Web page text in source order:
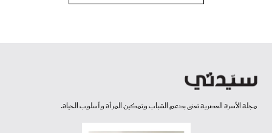
مجلة الأسرة العصرية تعنى بدعم الشباب وتمكين المرأة وأسلوب الحياة.